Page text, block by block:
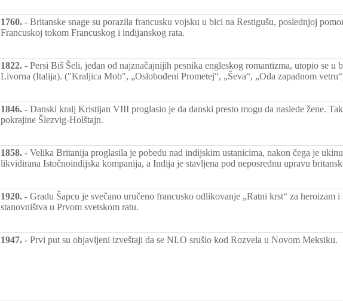
1760. - Britanske snage su porazila francusku vojsku u bici na Restigušu, poslednjoj
Francuskoj tokom Francuskog i indijanskog rata.
1822. - Persi Biš Šeli, jedan od najznačajnijih pesnika engleskog romantizma, utopio se u
Livorna (Italija). ("Kraljica Mob", „Oslobođeni Prometej“, „Ševa“, „Oda zapadnom
1846. - Danski kralj Kristijan VIII proglasio je da danski presto mogu da naslede žene.
pokrajine Šlezvig-Holštajn.
1858. - Velika Britanija proglasila je pobedu nad indijskim ustanicima, nakon čega je
likvidirana Istočnoindijska kompanija, a Indija je stavljena pod neposrednu upravu
1920. - Gradu Šapcu je svečano uručeno francusko odlikovanje „Ratni krst“ za heroizam i
stanovništva u Prvom svetskom ratu.
1947. - Prvi put su objavljeni izveštaji da se NLO srušio kod Rozvela u Novom Meksiku.